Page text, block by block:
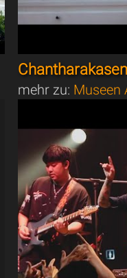
mehr zu: Museen